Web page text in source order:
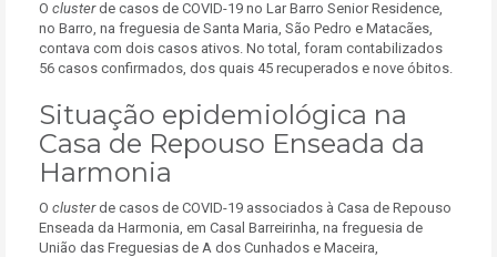
O clusterde casos de COVID-19 no Lar Barro Senior Residence,
no Barro, na freguesia de Santa Maria, São Pedro e Matacães,
contava com dois casos ativos. No total, foram contabilizados
56 casos confirmados, dos quais 45 recuperados e nove óbitos.
Situação epidemiológica na
Casa de Repouso Enseada da
Harmonia
O clusterde casos de COVID-19 associados à Casa de Repouso
Enseada da Harmonia, em Casal Barreirinha, na freguesia de
União das Freguesias de A dos Cunhados e Maceira,